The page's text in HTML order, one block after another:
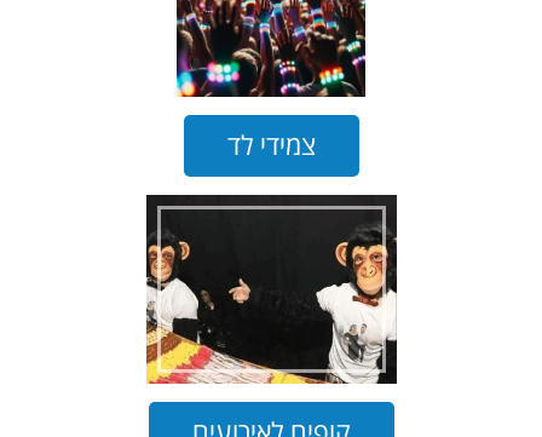
צמידי לד